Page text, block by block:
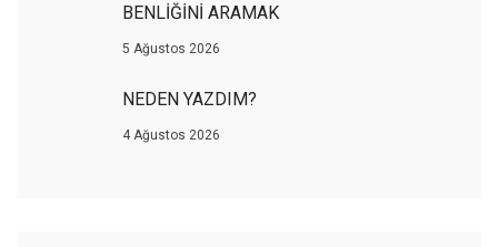
BENLİĞİNİ ARAMAK
5 Ağustos 2026
NEDEN YAZDIM?
4 Ağustos 2026